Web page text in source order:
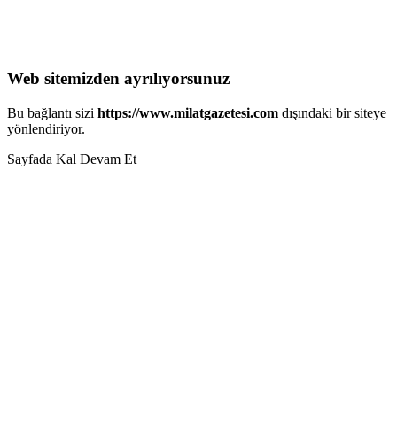
Web sitemizden ayrılıyorsunuz
Bu bağlantı sizi https://www.milatgazetesi.com dışındaki bir siteye
yönlendiriyor.
Sayfada Kal Devam Et